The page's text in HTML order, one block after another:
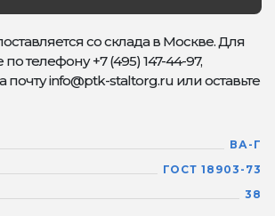
со склада в Москве. Для
по телефону +7 (495) 147-44-97,
info@ptk-staltorg.ru или оставьте
ВА-Г
ГОСТ 18903-73
38